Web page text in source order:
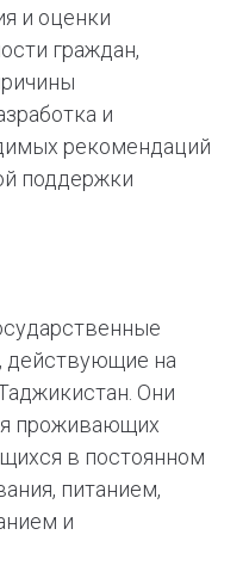
и оценки
граждан,
и
рекомендаций
поддержки
действующие на
Они
проживающих
в постоянном
питанием,
и